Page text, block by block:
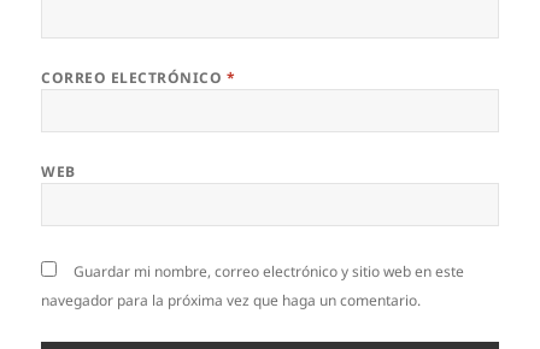
CORREO ELECTRÓNICO *
WEB
Guardar mi nombre, correo electrónico y sitio web en este
navegador para la próxima vez que haga un comentario.